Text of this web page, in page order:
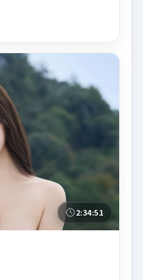
义叙事与人物关系的
2:34:51